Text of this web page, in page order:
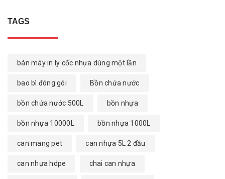
TAGS
bán máy in ly cốc nhựa dùng một lần
bao bì đóng gói Bồn chứa nước
bồn chứa nước 500L bồn nhựa
bồn nhựa 10000L bồn nhựa 1000L
can mang pet can nhựa 5L 2 đầu
can nhựa hdpe chai can nhựa